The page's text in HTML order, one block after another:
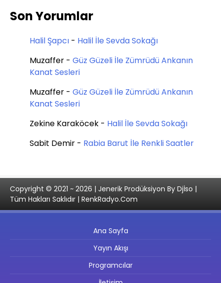
Son Yorumlar
Halil Şapcı - Halil İle Sevda Sokağı
Muzaffer - Güz Güzeli İle Zümrüdü Ankanın
Kanat Sesleri
Muzaffer - Güz Güzeli İle Zümrüdü Ankanın
Kanat Sesleri
Zekine Karaköcek - Halil İle Sevda Sokağı
Sabit Demir - Rabia Barut İle Renkli Saatler
Copyright © 2021 ~ 2026 | Jenerik Prodüksiyon By Djİso |
Tüm Hakları Saklıdır | RenkRadyo.Com
Ana Sayfa
Yayın Akışı
Programcılar